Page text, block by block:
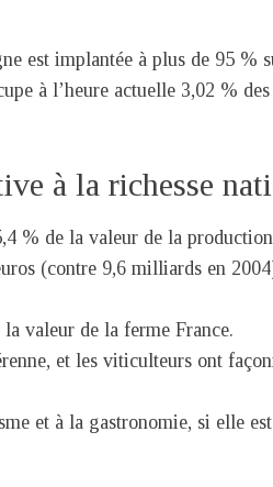
est implantée à plus de 95 %
à l’heure actuelle 3,02 %
à la richesse
% de la valeur de la
(contre 9,6 milliards en
valeur de la ferme France.
et les viticulteurs ont
et à la gastronomie, si elle